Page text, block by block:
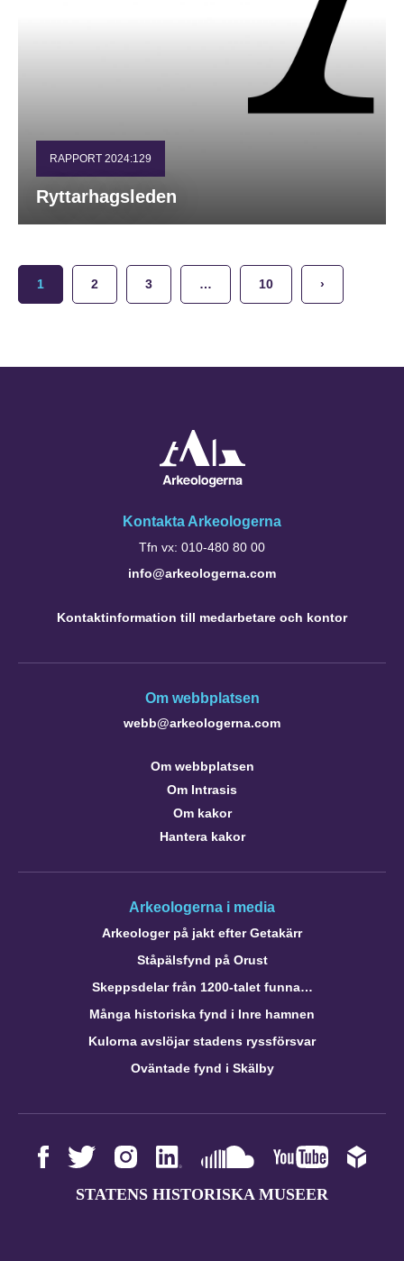
RAPPORT 2024:129
Ryttarhagsleden
1 2 3 … 10 ›
Kontakta Arkeologerna
Tfn vx: 010-480 80 00
info@arkeologerna.com
Kontaktinformation till medarbetare och kontor
Om webbplatsen
webb@arkeologerna.com
Om webbplatsen
Om Intrasis
Om kakor
Hantera kakor
Arkeologerna i media
Arkeologer på jakt efter Getakärr
Ståpälsfynd på Orust
Skeppsdelar från 1200-talet funna…
Många historiska fynd i Inre hamnen
Kulorna avslöjar stadens ryssförsvar
Oväntade fynd i Skälby
STATENS HISTORISKA MUSEER